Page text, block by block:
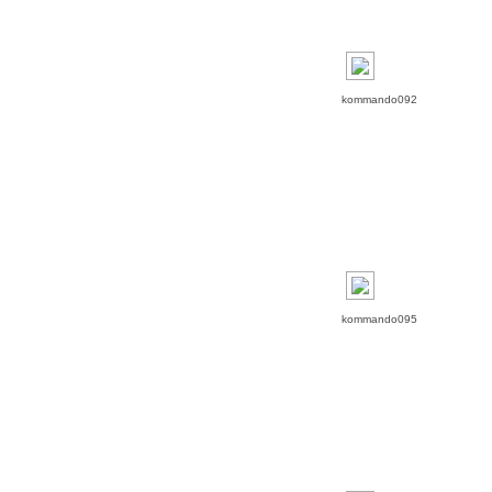
kommando092
kommando095